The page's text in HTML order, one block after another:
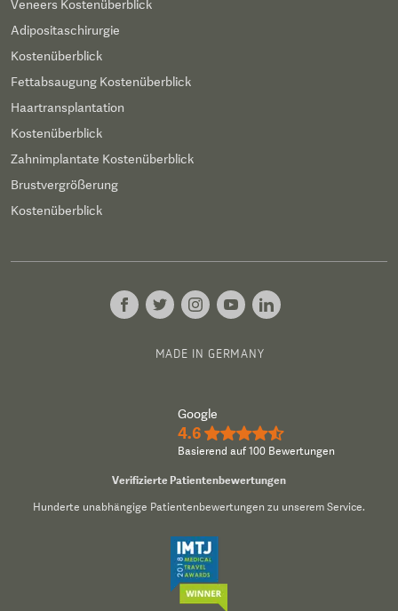
Veneers Kostenüberblick
Adipositaschirurgie
Kostenüberblick
Fettabsaugung Kostenüberblick
Haartransplantation
Kostenüberblick
Zahnimplantate Kostenüberblick
Brustvergrößerung
Kostenüberblick
MADE IN GERMANY
Google
4.6 ★★★★½
Basierend auf 100 Bewertungen
Verifizierte Patientenbewertungen
Hunderte unabhängige Patientenbewertungen zu unserem Service.